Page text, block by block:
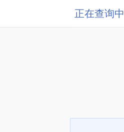
正在查询中